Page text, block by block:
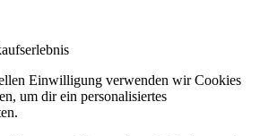
Einwilligung verwenden wir Cookies
um dir ein personalisiertes